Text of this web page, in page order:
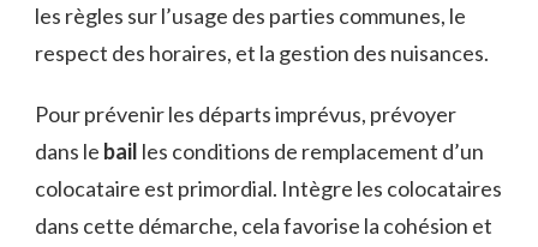
les règles sur l’usage des parties communes, le
respect des horaires, et la gestion des nuisances.
Pour prévenir les départs imprévus, prévoyer
dans le bail les conditions de remplacement d’un
colocataire est primordial. Intègre les colocataires
dans cette démarche, cela favorise la cohésion et